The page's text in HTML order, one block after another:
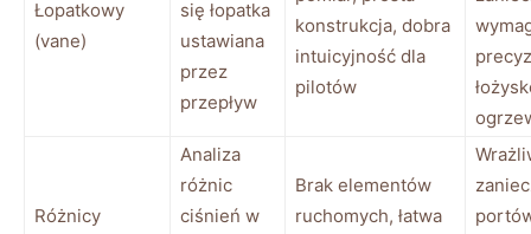
Łopatkowy
(vane)
się łopatka
ustawiana
przez
przepływ
konstrukcja, dobra
intuicyjność dla
pilotów
Różnicy
Analiza
różnic
ciśnień w
Brak elementów
ruchomych, łatwa